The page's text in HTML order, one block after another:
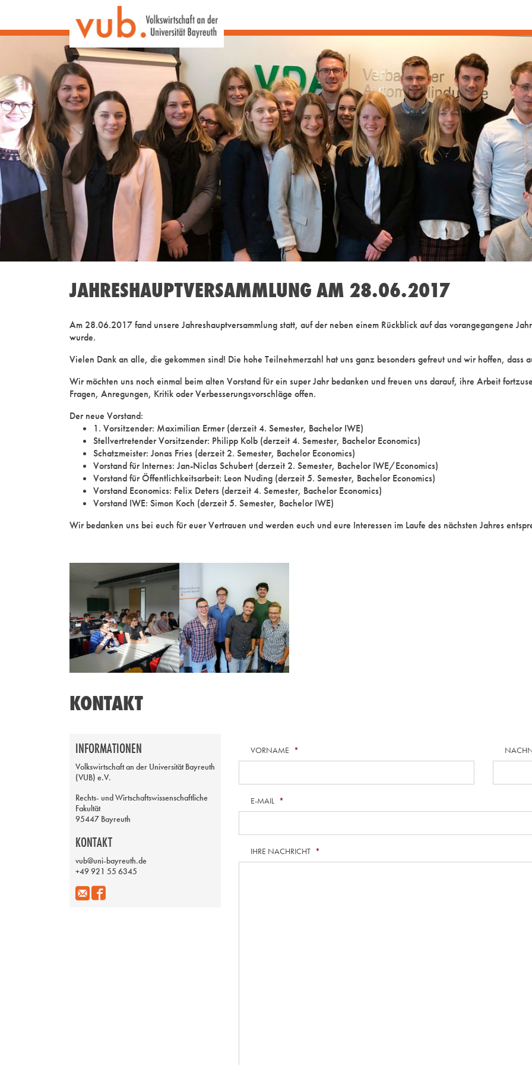
JAHRESHAUPTVERSAMMLUNG AM 28.06.2017
Am 28.06.2017 fand unsere Jahreshauptversammlung statt, auf der neben einem Rückblick auf das vorangegangene
wurde.
Vielen Dank an alle, die gekommen sind! Die hohe Teilnehmerzahl hat uns ganz besonders gefreut und wir hoffen, dass
Wir möchten uns noch einmal beim alten Vorstand für ein super Jahr bedanken und freuen uns darauf, ihre Arbeit
Fragen, Anregungen, Kritik oder Verbesserungsvorschläge offen.
Der neue Vorstand:
1. Vorsitzender: Maximilian Ermer (derzeit 4. Semester, Bachelor IWE)
Stellvertretender Vorsitzender: Philipp Kolb (derzeit 4. Semester, Bachelor Economics)
Schatzmeister: Jonas Fries (derzeit 2. Semester, Bachelor Economics)
Vorstand für Internes: Jan-Niclas Schubert (derzeit 2. Semester, Bachelor IWE/Economics)
Vorstand für Öffentlichkeitsarbeit: Leon Nuding (derzeit 5. Semester, Bachelor Economics)
Vorstand Economics: Felix Deters (derzeit 4. Semester, Bachelor Economics)
Vorstand IWE: Simon Koch (derzeit 5. Semester, Bachelor IWE)
Wir bedanken uns bei euch für euer Vertrauen und werden euch und eure Interessen im Laufe des nächsten Jahres
KONTAKT
INFORMATIONEN
Volkswirtschaft an der Universität Bayreuth
(VUB) e.V.
Rechts- und Wirtschaftswissenschaftliche
Fakultät
95447 Bayreuth
KONTAKT
vub@uni-bayreuth.de
+49 921 55 6345
VORNAME *
E-MAIL *
IHRE NACHRICHT *